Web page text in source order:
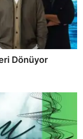
Dönüyor